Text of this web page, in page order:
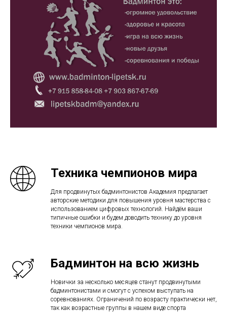
Техника чемпионов мира
Для продвинутых бадминтонистов Академия предлагает
авторские методики для повышения уровня мастерства с
использованием цифровых технологий. Найдём ваши
типичные ошибки и будем доводить технику до уровня
техники чемпионов мира.
Бадминтон на всю жизнь
Новички за несколько месяцев станут продвинутыми
бадминтонистами и смогут с успехом выступать на
соревнованиях. Ограничений по возрасту практически нет,
так как возрастные группы в нашем виде спорта